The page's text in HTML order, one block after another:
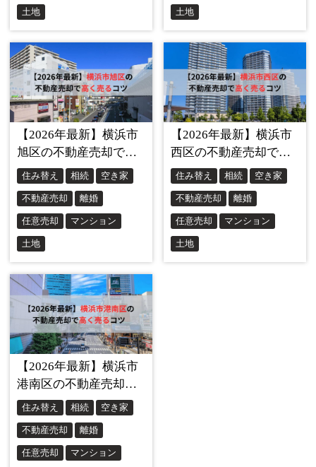
肝心。
ケース⑤公的支援制度の利用：
求職者支援制度や生活保護制度など、自治体の支援サービ
スを活用する。
収入が減少しても、できる限り延滞を避け、返済を続ける
ことが大切です。
一時的でも延滞すると、信用力が低下し、今後の生活基盤
に影響が及ぶ可能性があります。
た行動を起こすことが求められます。
家族構成の変化(離婚、出産など)
家族構成の変化は、収入減や支出増という形で家計に大き
な影響を及ぼします。